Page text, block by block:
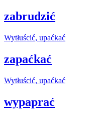
zabrudzić
Wytłuścić, upaćkać
zapaćkać
Wytłuścić, upaćkać
wypaprać